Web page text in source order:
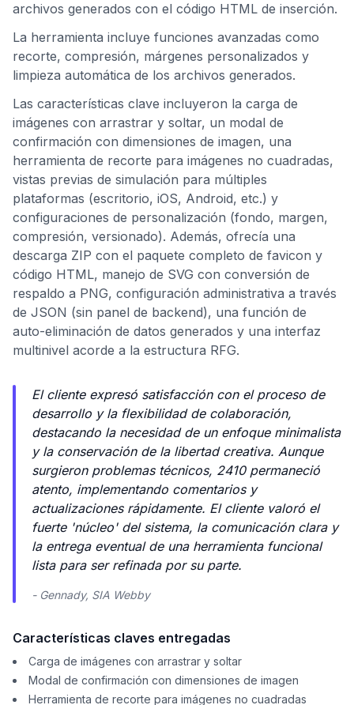
archivos generados con el código HTML de inserción.
La herramienta incluye funciones avanzadas como
recorte, compresión, márgenes personalizados y
limpieza automática de los archivos generados.
Las características clave incluyeron la carga de
imágenes con arrastrar y soltar, un modal de
confirmación con dimensiones de imagen, una
herramienta de recorte para imágenes no cuadradas,
vistas previas de simulación para múltiples
plataformas (escritorio, iOS, Android, etc.) y
configuraciones de personalización (fondo, margen,
compresión, versionado). Además, ofrecía una
descarga ZIP con el paquete completo de favicon y
código HTML, manejo de SVG con conversión de
respaldo a PNG, configuración administrativa a través
de JSON (sin panel de backend), una función de
auto-eliminación de datos generados y una interfaz
multinivel acorde a la estructura RFG.
El cliente expresó satisfacción con el proceso de
desarrollo y la flexibilidad de colaboración,
destacando la necesidad de un enfoque minimalista
y la conservación de la libertad creativa. Aunque
surgieron problemas técnicos, 2410 permaneció
atento, implementando comentarios y
actualizaciones rápidamente. El cliente valoró el
fuerte 'núcleo' del sistema, la comunicación clara y
la entrega eventual de una herramienta funcional
lista para ser refinada por su parte.
- Gennady, SIA Webby
Características claves entregadas
Carga de imágenes con arrastrar y soltar
Modal de confirmación con dimensiones de imagen
Herramienta de recorte para imágenes no cuadradas